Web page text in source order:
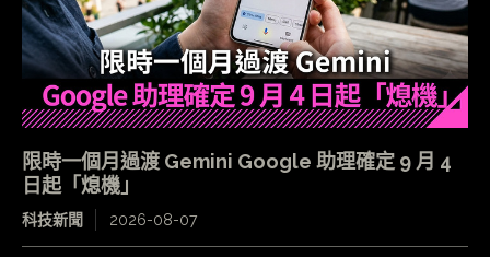
限時一個月過渡 Gemini Google 助理確定 9 月 4
日起「熄機」
科技新聞 2026-08-07